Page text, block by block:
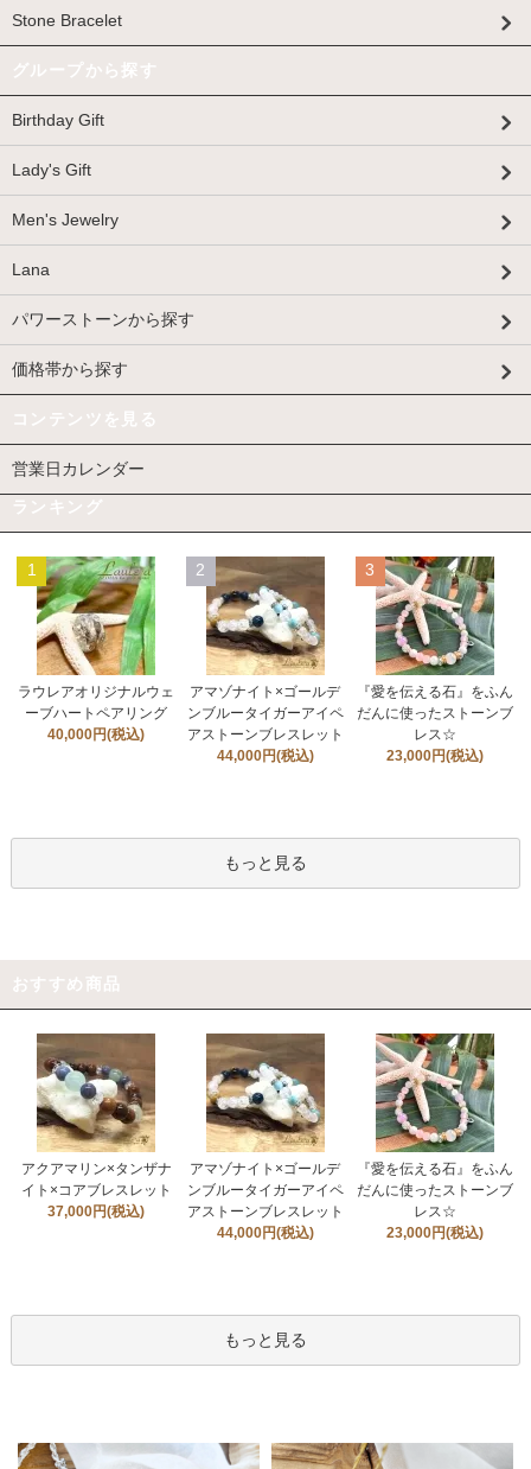
Stone Bracelet
グループから探す
Birthday Gift
Lady's Gift
Men's Jewelry
Lana
パワーストーンから探す
価格帯から探す
コンテンツを見る
営業日カレンダー
ランキング
1
ラウレアオリジナルウェ
ーブハートペアリング
40,000円(税込)
2
アマゾナイト×ゴールデ
ンブルータイガーアイペ
アストーンブレスレット
44,000円(税込)
3
『愛を伝える石』をふん
だんに使ったストーンブ
レス☆
23,000円(税込)
もっと見る
おすすめ商品
アクアマリン×タンザナ
イト×コアブレスレット
37,000円(税込)
アマゾナイト×ゴールデ
ンブルータイガーアイペ
アストーンブレスレット
44,000円(税込)
『愛を伝える石』をふん
だんに使ったストーンブ
レス☆
23,000円(税込)
もっと見る